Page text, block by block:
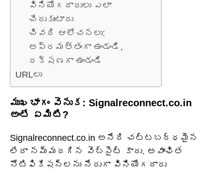
వినియోగదారులు ఎలా
చేరుకుంటారు
చివరి ఆలోచనలు:
అప్రమత్తంగా ఉండండి,
రక్షణగా ఉండండి
URLలు
ముఖభాగం వెనుక: Signalreconnect.co.in
అంటే ఏమిటి?
Signalreconnect.co.in అనేది చట్టబద్ధమైన
లేదా నమ్మదగిన వెబ్‌సైట్ కాదు. అవాంఛిత
నోటిఫికేషన్‌లను నేరుగా వినియోగదారు